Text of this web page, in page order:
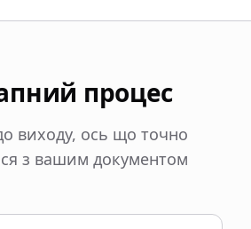
процес
виходу, ось що точно
з вашим документом